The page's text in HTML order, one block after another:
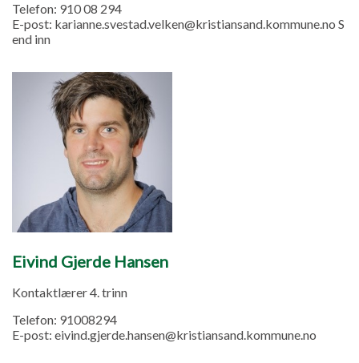
Telefon: 910 08 294
E-post: karianne.svestad.velken@kristiansand.kommune.no S
end inn
Eivind Gjerde Hansen
Kontaktlærer 4. trinn
Telefon: 91008294
E-post: eivind.gjerde.hansen@kristiansand.kommune.no